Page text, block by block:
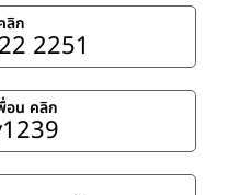
ลิก
2251
อน คลิก